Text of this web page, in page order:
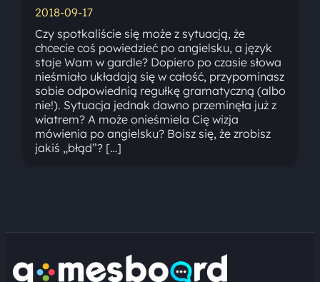
2018-09-17
Czy spotkaliście się może z sytuacją, że
chcecie coś powiedzieć po angielsku, a język
staje Wam w gardle? Dopiero po czasie słowa
nieśmiało układają się w całość, przypominasz
sobie odpowiednią regułkę gramatyczną (albo
nie!). Sytuacja jednak dawno przeminęła już z
wiatrem? A może onieśmiela Cię wizja
mówienia po angielsku? Boisz się, że zrobisz
jakiś „błąd”? […]